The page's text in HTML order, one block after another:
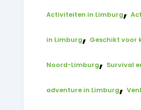
Activiteiten in Limburg,
in Limburg, Geschikt voor
Noord-Limburg, Survival
adventure in Limburg,